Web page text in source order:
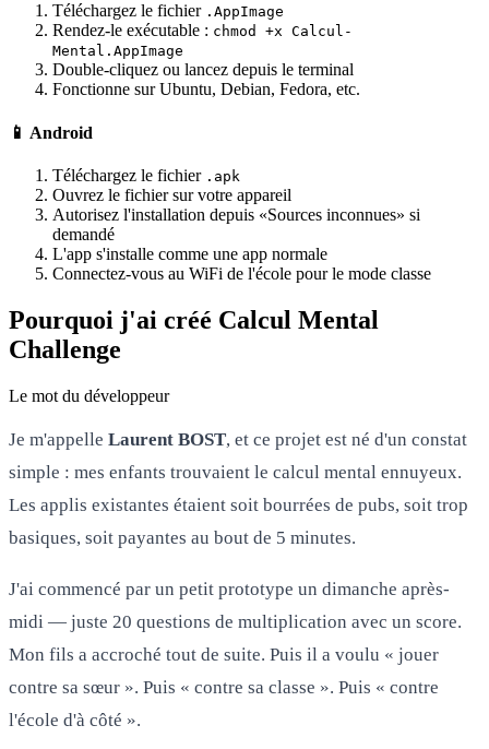
Téléchargez le fichier .AppImage
Rendez-le exécutable : chmod +x Calcul-
Mental.AppImage
Double-cliquez ou lancez depuis le terminal
Fonctionne sur Ubuntu, Debian, Fedora, etc.
📱 Android
Téléchargez le fichier .apk
Ouvrez le fichier sur votre appareil
Autorisez l'installation depuis «Sources inconnues» si
demandé
L'app s'installe comme une app normale
Connectez-vous au WiFi de l'école pour le mode classe
Pourquoi j'ai créé Calcul Mental
Challenge
Le mot du développeur
Je m'appelle Laurent BOST, et ce projet est né d'un constat
simple : mes enfants trouvaient le calcul mental ennuyeux.
Les applis existantes étaient soit bourrées de pubs, soit trop
basiques, soit payantes au bout de 5 minutes.
J'ai commencé par un petit prototype un dimanche après-
midi — juste 20 questions de multiplication avec un score.
Mon fils a accroché tout de suite. Puis il a voulu « jouer
contre sa sœur ». Puis « contre sa classe ». Puis « contre
l'école d'à côté ».